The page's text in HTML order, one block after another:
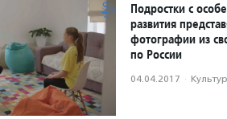
Подростки с
развития
фотографии из
по России
04.04.2017 ·